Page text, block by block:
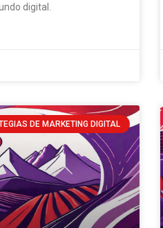
digital.
DE MARKETING DIGITAL